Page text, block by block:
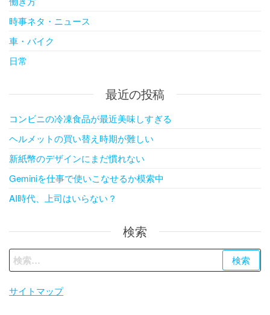
時事ネタ・ニュース
車・バイク
日常
最近の投稿
コンビニの冷凍食品が最近美味しすぎる
ヘルメットの買い替え時期が難しい
新紙幣のデザインにまだ慣れない
Geminiを仕事で使いこなせるか模索中
AI時代、上司はいらない？
検索
検
索:
サイトマップ